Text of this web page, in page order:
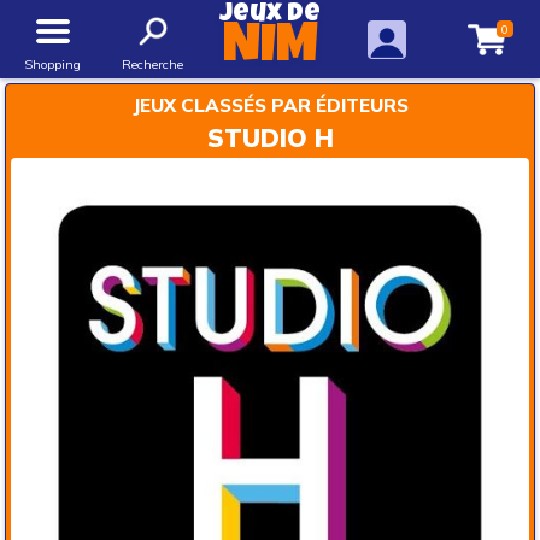
Shopping Recherche
Jeux de
NIM 0
JEUX CLASSÉS PAR ÉDITEURS
STUDIO H